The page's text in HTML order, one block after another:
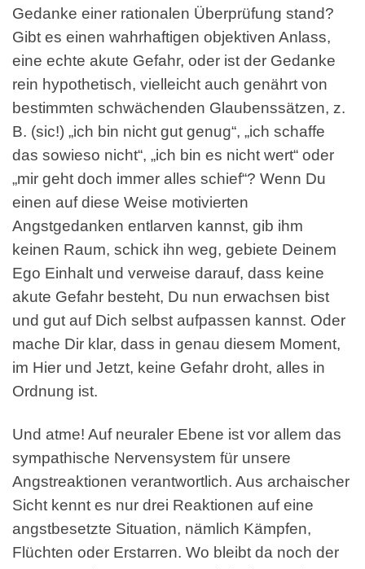
Gedanke einer rationalen Überprüfung stand?
Gibt es einen wahrhaftigen objektiven Anlass,
eine echte akute Gefahr, oder ist der Gedanke
rein hypothetisch, vielleicht auch genährt von
bestimmten schwächenden Glaubenssätzen, z.
B. (sic!) „ich bin nicht gut genug“, „ich schaffe
das sowieso nicht“, „ich bin es nicht wert“ oder
„mir geht doch immer alles schief“? Wenn Du
einen auf diese Weise motivierten
Angstgedanken entlarven kannst, gib ihm
keinen Raum, schick ihn weg, gebiete Deinem
Ego Einhalt und verweise darauf, dass keine
akute Gefahr besteht, Du nun erwachsen bist
und gut auf Dich selbst aufpassen kannst. Oder
mache Dir klar, dass in genau diesem Moment,
im Hier und Jetzt, keine Gefahr droht, alles in
Ordnung ist.
Und atme! Auf neuraler Ebene ist vor allem das
sympathische Nervensystem für unsere
Angstreaktionen verantwortlich. Aus archaischer
Sicht kennt es nur drei Reaktionen auf eine
angstbesetzte Situation, nämlich Kämpfen,
Flüchten oder Erstarren. Wo bleibt da noch der